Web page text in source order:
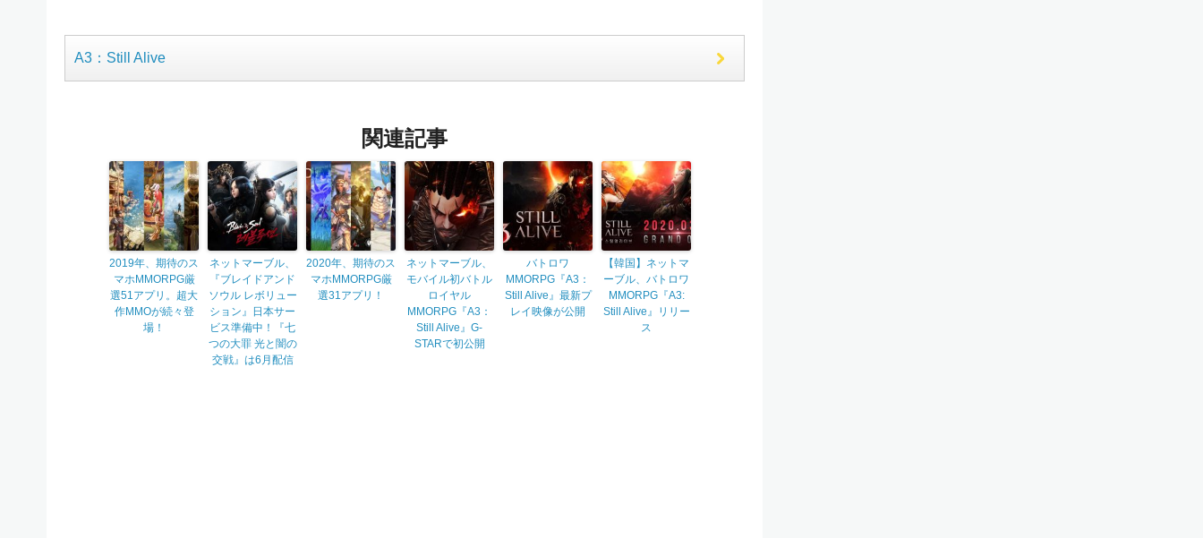
A3：Still Alive
関連記事
2019年、期待のス
マホMMORPG厳
選51アプリ。超大
作MMOが続々登
場！
ネットマーブル、
『ブレイドアンド
ソウル レボリュー
ション』日本サー
ビス準備中！『七
つの大罪 光と闇の
交戦』は6月配信
2020年、期待のス
マホMMORPG厳
選31アプリ！
ネットマーブル、
モバイル初バトル
ロイヤル
MMORPG『A3：
Still Alive』G-
STARで初公開
バトロワ
MMORPG『A3：
Still Alive』最新プ
レイ映像が公開
【韓国】ネットマ
ーブル、バトロワ
MMORPG『A3:
Still Alive』リリー
ス